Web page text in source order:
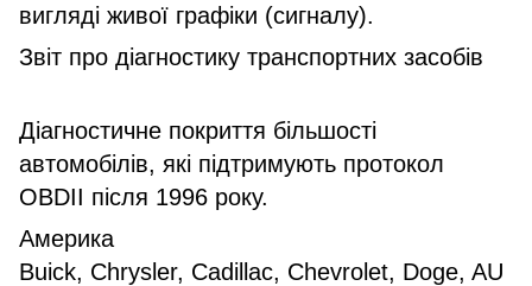
вигляді живої графіки (сигналу).
Звіт про діагностику транспортних засобів
Діагностичне покриття більшості
автомобілів, які підтримують протокол
OBDII після 1996 року.
Америка
Buick, Chrysler, Cadillac, Chevrolet, Doge, AU